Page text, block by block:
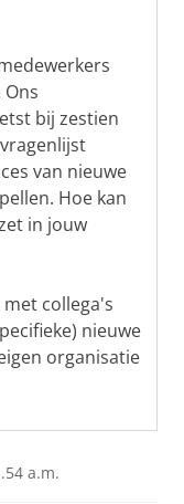
bij zestien
van nieuwe
Hoe kan
in jouw
collega's
nieuwe
organisatie
a.m.